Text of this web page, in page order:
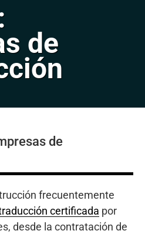
de
de
frecuentemente
certificada por
desde la contratación de